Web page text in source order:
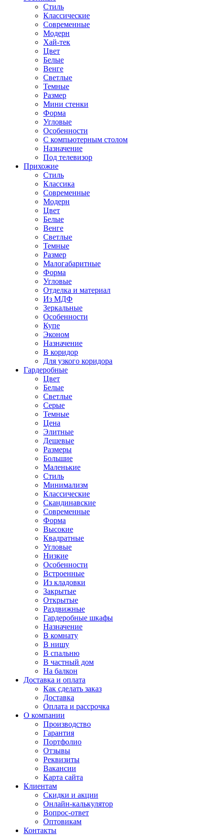
Стиль
Классические
Современные
Модерн
Хай-тек
Цвет
Белые
Венге
Светлые
Темные
Размер
Мини стенки
Форма
Угловые
Особенности
С компьютерным столом
Назначение
Под телевизор
Прихожие
Стиль
Классика
Современные
Модерн
Цвет
Белые
Венге
Светлые
Темные
Размер
Малогабаритные
Форма
Угловые
Отделка и материал
Из МДФ
Зеркальные
Особенности
Купе
Эконом
Назначение
В коридор
Для узкого коридора
Гардеробные
Цвет
Белые
Светлые
Серые
Темные
Цена
Элитные
Дешевые
Размеры
Большие
Маленькие
Стиль
Минимализм
Классические
Скандинавские
Современные
Форма
Высокие
Квадратные
Угловые
Низкие
Особенности
Встроенные
Из кладовки
Закрытые
Открытые
Раздвижные
Гардеробные шкафы
Назначение
В комнату
В нишу
В спальню
В частный дом
На балкон
Доставка и оплата
Как сделать заказ
Доставка
Оплата и рассрочка
О компании
Производство
Гарантия
Портфолио
Отзывы
Реквизиты
Вакансии
Карта сайта
Клиентам
Скидки и акции
Онлайн-калькулятор
Вопрос-ответ
Оптовикам
Контакты